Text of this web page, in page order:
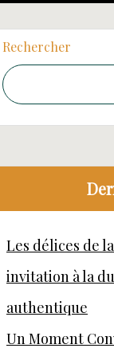
Rechercher
Les délices de
invitation à la
authentique
Un Moment